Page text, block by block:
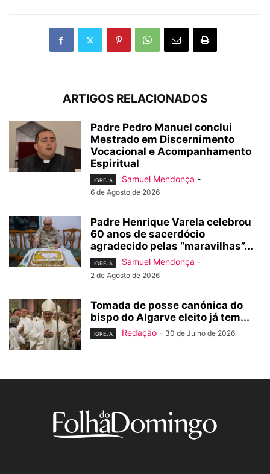
ARTIGOS RELACIONADOS
Padre Pedro Manuel conclui
Mestrado em Discernimento
Vocacional e Acompanhamento
Espiritual
IGREJA Samuel Mendonça -
6 de Agosto de 2026
Padre Henrique Varela celebrou
60 anos de sacerdócio
agradecido pelas “maravilhas”...
IGREJA Samuel Mendonça -
2 de Agosto de 2026
Tomada de posse canónica do
bispo do Algarve eleito já tem...
IGREJA Redação - 30 de Julho de 2026